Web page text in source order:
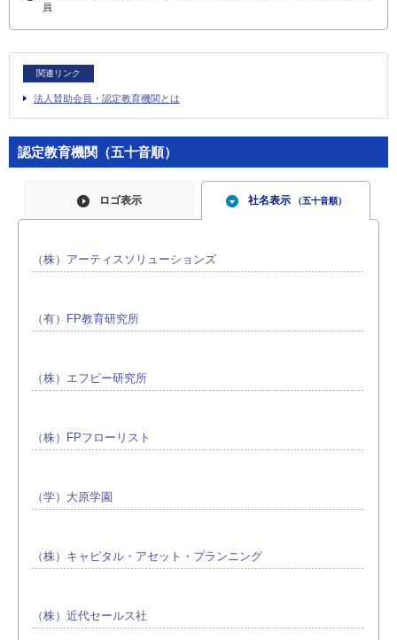
員
関連リンク
法人賛助会員・認定教育機関とは
認定教育機関（五十音順）
ロゴ表示 社名表示 （五十音順）
（株）アーティスソリューションズ
（有）FP教育研究所
（株）エフピー研究所
（株）FPフローリスト
（学）大原学園
（株）キャピタル・アセット・プランニング
（株）近代セールス社